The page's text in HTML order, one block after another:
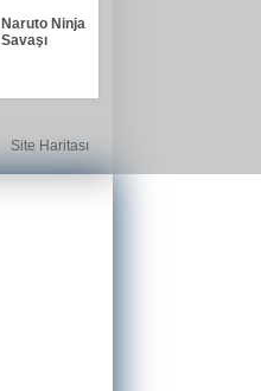
Naruto Ninja
Savaşı
Site Haritası